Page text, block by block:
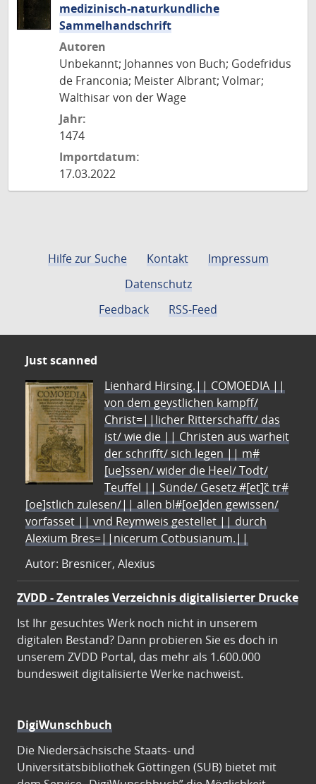
medizinisch-naturkundliche
Sammelhandschrift
Autoren
Unbekannt; Johannes von Buch; Godefridus
de Franconia; Meister Albrant; Volmar;
Walthisar von der Wage
Jahr:
1474
Importdatum:
17.03.2022
Hilfe zur Suche Kontakt
Impressum
Datenschutz
Feedback
RSS-Feed
Just scanned
Lienhard Hirsing.|| COMOEDIA ||
von dem geystlichen kampff/
Christ=||licher Ritterschafft/ das
ist/ wie die || Christen aus warheit
der schrifft/ sich legen || m#
[ue]ssen/ wider die Heel/ Todt/
Teuffel || Sünde/ Gesetz #[et]c̃ tr#
[oe]stlich zulesen/|| allen bl#[oe]den gewissen/
vorfasset || vnd Reymweis gestellet || durch
Alexium Bres=||nicerum Cotbusianum.||
Autor: Bresnicer, Alexius
ZVDD - Zentrales Verzeichnis digitalisierter Drucke
Ist Ihr gesuchtes Werk noch nicht in unserem
digitalen Bestand? Dann probieren Sie es doch in
unserem ZVDD Portal, das mehr als 1.600.000
bundesweit digitalisierte Werke nachweist.
DigiWunschbuch
Die Niedersächsische Staats- und
Universitätsbibliothek Göttingen (SUB) bietet mit